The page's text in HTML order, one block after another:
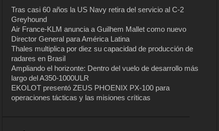
Tras casi 60 años la US Navy retira del servicio al C-2
Greyhound
Air France-KLM anuncia a Guilhem Mallet como nuevo
Director General para América Latina
Thales multiplica por diez su capacidad de producción de
radares en Brasil
Ampliando el horizonte: Dentro del vuelo de desarrollo más
largo del A350-1000ULR
EKOLOT presentó ZEUS PHOENIX PX-100 para
operaciones tácticas y las misiones críticas